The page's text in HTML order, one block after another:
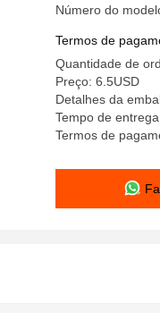
Número do
Termos de
Quantidade de
Preço: 6.5USD
Detalhes da
Tempo de
Termos de